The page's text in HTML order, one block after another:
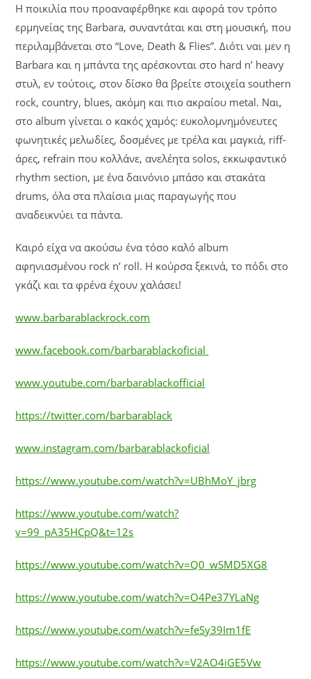
Η ποικιλία που προαναφέρθηκε και αφορά τον τρόπο
ερμηνείας της Barbara, συναντάται και στη μουσική, που
περιλαμβάνεται στο “Love, Death & Flies”. Διότι ναι μεν η
Barbara και η μπάντα της αρέσκονται στο hard n’ heavy
στυλ, εν τούτοις, στον δίσκο θα βρείτε στοιχεία southern
rock, country, blues, ακόμη και πιο ακραίου metal. Ναι,
στο album γίνεται ο κακός χαμός: ευκολομνημόνευτες
φωνητικές μελωδίες, δοσμένες με τρέλα και μαγκιά, riff-
άρες, refrain που κολλάνε, ανελέητα solos, εκκωφαντικό
rhythm section, με ένα δαινόνιο μπάσο και στακάτα
drums, όλα στα πλαίσια μιας παραγωγής που
αναδεικνύει τα πάντα.
Καιρό είχα να ακούσω ένα τόσο καλό album
αφηνιασμένου rock n’ roll. Η κούρσα ξεκινά, το πόδι στο
γκάζι και τα φρένα έχουν χαλάσει!
www.barbarablackrock.com
www.facebook.com/barbarablackoficial
www.youtube.com/barbarablackofficial
https://twitter.com/barbarablack
www.instagram.com/barbarablackoficial
https://www.youtube.com/watch?v=UBhMoY_jbrg
https://www.youtube.com/watch?
v=99_pA35HCpQ&t=12s
https://www.youtube.com/watch?v=Q0_wSMD5XG8
https://www.youtube.com/watch?v=O4Pe37YLaNg
https://www.youtube.com/watch?v=feSy39Im1fE
https://www.youtube.com/watch?v=V2AO4iGE5Vw